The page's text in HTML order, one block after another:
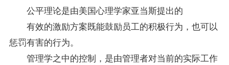
公平理论是由美国心理学家亚当斯提出的
有效的激励方案既能鼓励员工的积极行为，也可以
惩罚有害的行为。
管理学之中的控制，是由管理者对当前的实际工作